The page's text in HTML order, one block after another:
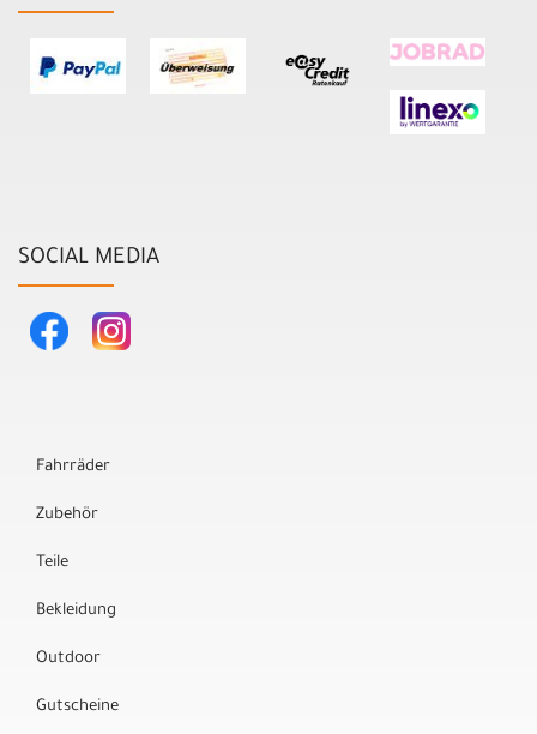
SOCIAL MEDIA
Fahrräder
Zubehör
Teile
Bekleidung
Outdoor
Gutscheine